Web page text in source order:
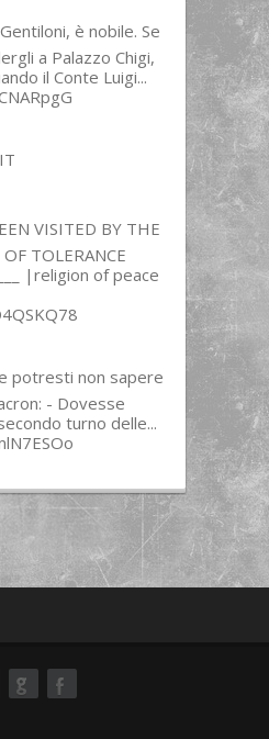
è nobile. Se
a Palazzo Chigi,
il Conte Luigi...
VISITED BY THE
TOLERANCE
|religion of peace
potresti non sapere
- Dovesse
turno delle...